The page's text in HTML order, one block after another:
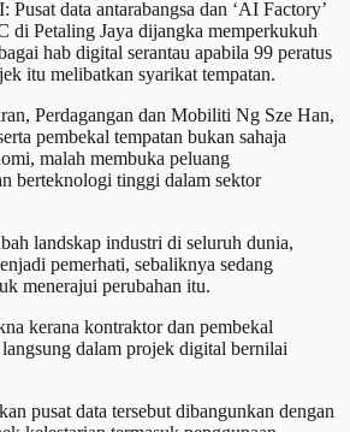
data antarabangsa dan ‘AI Factory’
Petaling Jaya dijangka memperkukuh
hab digital serantau apabila 99 peratus
itu melibatkan syarikat tempatan.
Perdagangan dan Mobiliti Ng Sze Han,
pembekal tempatan bukan sahaja
malah membuka peluang
berteknologi tinggi dalam sektor
landskap industri di seluruh dunia,
pemerhati, sebaliknya sedang
menerajui perubahan itu.
kerana kontraktor dan pembekal
dalam projek digital bernilai
pusat data tersebut dibangunkan dengan